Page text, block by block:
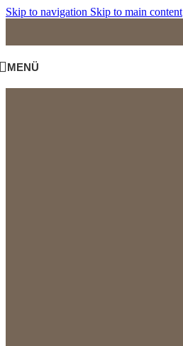
Skip to navigation Skip to main content
MENÜ